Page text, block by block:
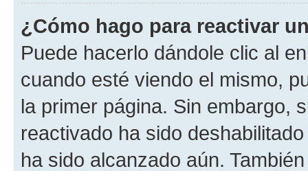
¿Cómo hago para reactivar
Puede hacerlo dándole clic al
cuando esté viendo el mismo,
la primer página. Sin embargo,
reactivado ha sido
ha sido alcanzado aún.